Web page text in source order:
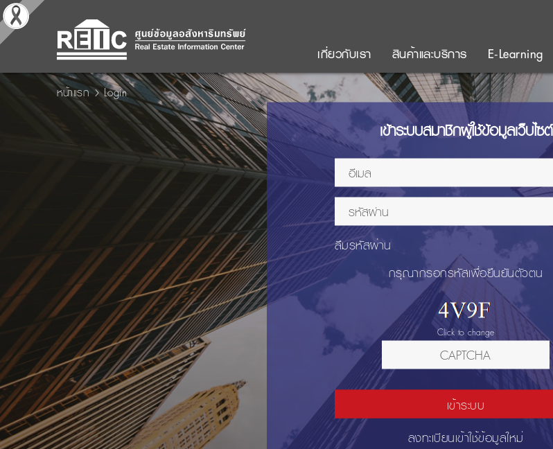
เกี่ยวกับเรา สินค้าและบริการ E-Learning
หน้าแรก Login
เข้าระบบสมาชิกผู้ใช้ข้อมูลเว็บไซต์
ลืมรหัสผ่าน
กรุณากรอกรหัสเพื่อยืนยันตัวตน
Click to change
เข้าระบบ
ลงทะเบียนเข้าใช้ข้อมูลใหม่